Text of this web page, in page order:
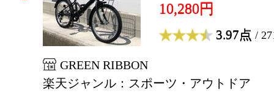
10,280円
3.97点 /
GREEN RIBBON
楽天ジャンル：スポーツ・アウトドア